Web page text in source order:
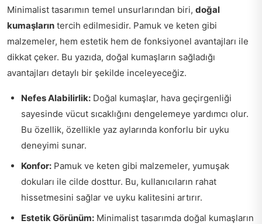
Minimalist tasarımın temel unsurlarından biri, doğal
kumaşların tercih edilmesidir. Pamuk ve keten gibi
malzemeler, hem estetik hem de fonksiyonel avantajları ile
dikkat çeker. Bu yazıda, doğal kumaşların sağladığı
avantajları detaylı bir şekilde inceleyeceğiz.
Nefes Alabilirlik: Doğal kumaşlar, hava geçirgenliği
sayesinde vücut sıcaklığını dengelemeye yardımcı olur.
Bu özellik, özellikle yaz aylarında konforlu bir uyku
deneyimi sunar.
Konfor: Pamuk ve keten gibi malzemeler, yumuşak
dokuları ile cilde dosttur. Bu, kullanıcıların rahat
hissetmesini sağlar ve uyku kalitesini artırır.
Estetik Görünüm: Minimalist tasarımda doğal kumaşların